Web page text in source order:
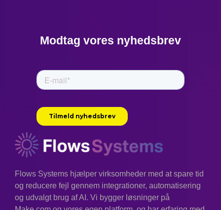
Modtag vores nyhedsbrev
Flows Systems hjælper virksomheder med at spare tid
og reducere fejl gennem integrationer, automatisering
og udvalgt brug af AI. Vi bygger løsninger på